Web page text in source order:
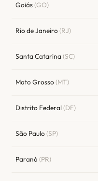
Goiás(GO)
Rio de Janeiro(RJ)
Santa Catarina (SC)
Mato Grosso(MT)
Distrito Federal(DF)
São Paulo(SP)
Paraná (PR)